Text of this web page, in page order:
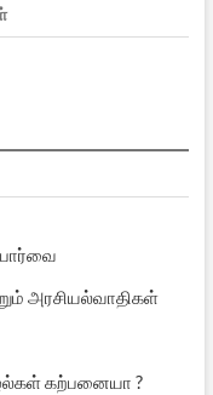
அரசியல்வாதிகள்
கற்பனையா ?